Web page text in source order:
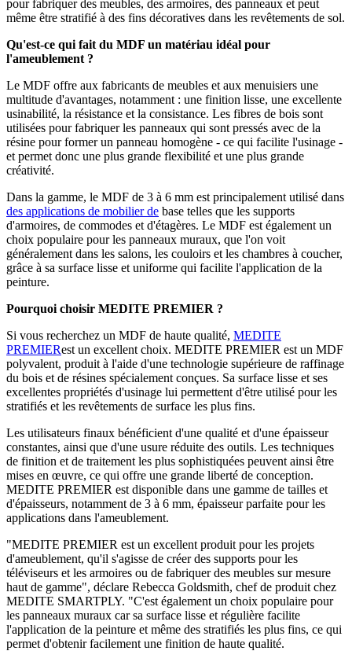
pour fabriquer des meubles, des armoires, des panneaux et peut
même être stratifié à des fins décoratives dans les revêtements de sol.
Qu'est-ce qui fait du MDF un matériau idéal pour
l'ameublement ?
Le MDF offre aux fabricants de meubles et aux menuisiers une
multitude d'avantages, notamment : une finition lisse, une excellente
usinabilité, la résistance et la consistance. Les fibres de bois sont
utilisées pour fabriquer les panneaux qui sont pressés avec de la
résine pour former un panneau homogène - ce qui facilite l'usinage -
et permet donc une plus grande flexibilité et une plus grande
créativité.
Dans la gamme, le MDF de 3 à 6 mm est principalement utilisé dans
des applications de mobilier de base telles que les supports
d'armoires, de commodes et d'étagères. Le MDF est également un
choix populaire pour les panneaux muraux, que l'on voit
généralement dans les salons, les couloirs et les chambres à coucher,
grâce à sa surface lisse et uniforme qui facilite l'application de la
peinture.
Pourquoi choisir MEDITE PREMIER ?
Si vous recherchez un MDF de haute qualité, MEDITE
PREMIERest un excellent choix. MEDITE PREMIER est un MDF
polyvalent, produit à l'aide d'une technologie supérieure de raffinage
du bois et de résines spécialement conçues. Sa surface lisse et ses
excellentes propriétés d'usinage lui permettent d'être utilisé pour les
stratifiés et les revêtements de surface les plus fins.
Les utilisateurs finaux bénéficient d'une qualité et d'une épaisseur
constantes, ainsi que d'une usure réduite des outils. Les techniques
de finition et de traitement les plus sophistiquées peuvent ainsi être
mises en œuvre, ce qui offre une grande liberté de conception.
MEDITE PREMIER est disponible dans une gamme de tailles et
d'épaisseurs, notamment de 3 à 6 mm, épaisseur parfaite pour les
applications dans l'ameublement.
"MEDITE PREMIER est un excellent produit pour les projets
d'ameublement, qu'il s'agisse de créer des supports pour les
téléviseurs et les armoires ou de fabriquer des meubles sur mesure
haut de gamme", déclare Rebecca Goldsmith, chef de produit chez
MEDITE SMARTPLY. "C'est également un choix populaire pour
les panneaux muraux car sa surface lisse et régulière facilite
l'application de la peinture et même des stratifiés les plus fins, ce qui
permet d'obtenir facilement une finition de haute qualité.